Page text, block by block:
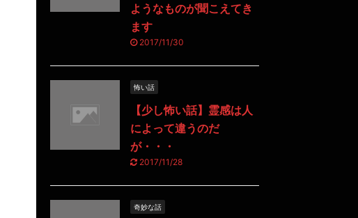
ようなものが聞こえてき
ます
2017/11/30
怖い話
【少し怖い話】霊感は人
によって違うのだ
が・・・
2017/11/28
奇妙な話